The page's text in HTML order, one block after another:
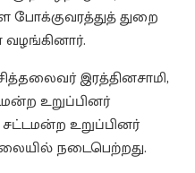
போக்குவரத்துத் துறை
இரத்தினசாமி,
உறுப்பினர்
உறுப்பினர்
நடைபெற்றது.